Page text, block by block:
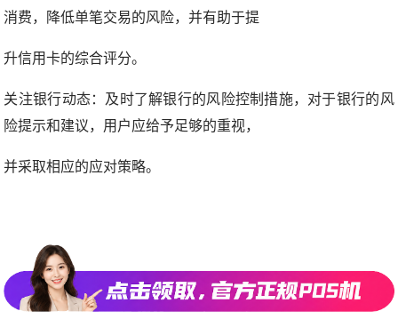
消费，降低单笔交易的风险，并有助于提
升信用卡的综合评分。
关注银行动态：及时了解银行的风险控制措施，对于银行的风
险提示和建议，用户应给予足够的重视，
并采取相应的应对策略。